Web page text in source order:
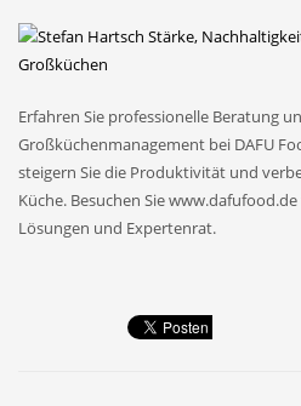
Erfahren Sie professionelle Beratung
Großküchenmanagement bei DAFU
steigern Sie die Produktivität und
Küche. Besuchen Sie
Lösungen und Expertenrat.